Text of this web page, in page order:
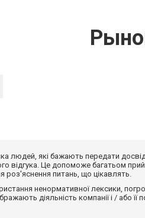
людей, які бажають передати
відгука. Це допоможе багатьом
роз'яснення питань, що цікавлять.
ненормативної лексики,
діяльність компанії і / або